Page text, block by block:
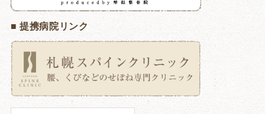
■ 提携病院リンク